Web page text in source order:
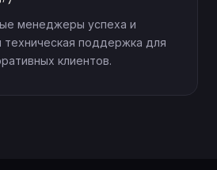
менеджеры успеха и
техническая поддержка для
клиентов.